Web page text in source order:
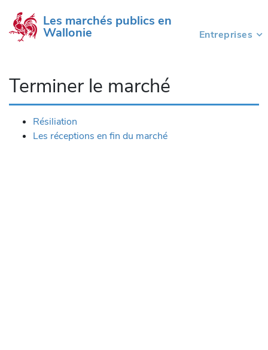
Entreprises
(current)
Les marchés publics en
Wallonie
Terminer le marché
Résiliation
Les réceptions en fin du marché